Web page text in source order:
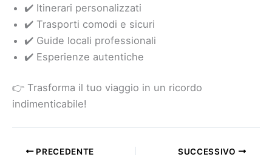
✔️ Itinerari personalizzati
✔️ Trasporti comodi e sicuri
✔️ Guide locali professionali
✔️ Esperienze autentiche
👉 Trasforma il tuo viaggio in un ricordo
indimenticabile!
PRECEDENTE SUCCESSIVO